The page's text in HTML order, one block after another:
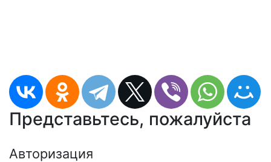
Представьтесь, пожалуйста
Авторизация